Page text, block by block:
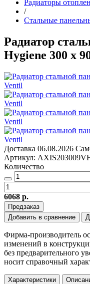
Радиаторы
/
Стальные
Радиатор
Hygiene 300 x
Доставка 06.08.2026
Артикул:
Количество
6068 р.
Предзаказ
Добавить в сравнение
Фирма-производитель
изменений в
без предварительного
носит справочный
Характеристики